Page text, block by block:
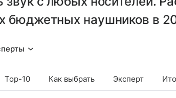
бюджетных наушников в
Тор-10 Как выбрать Эксперт